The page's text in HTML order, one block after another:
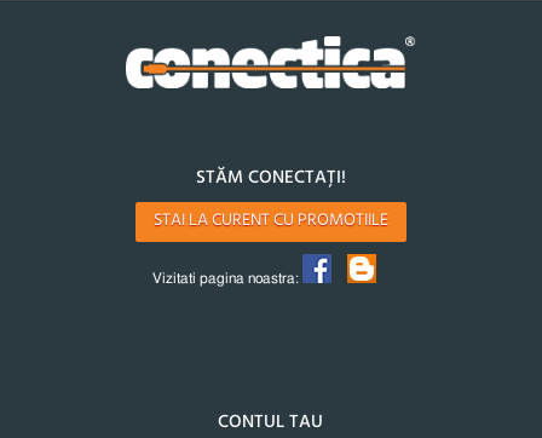
STĂM CONECTAȚI!
STAI LA CURENT CU PROMOTIILE
Vizitati pagina noastra:
CONTUL TAU